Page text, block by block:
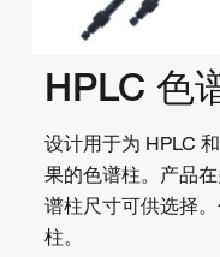
HPLC 色
设计用于为 HPLC
果的色谱柱。产品
谱柱尺寸可供选择
柱。